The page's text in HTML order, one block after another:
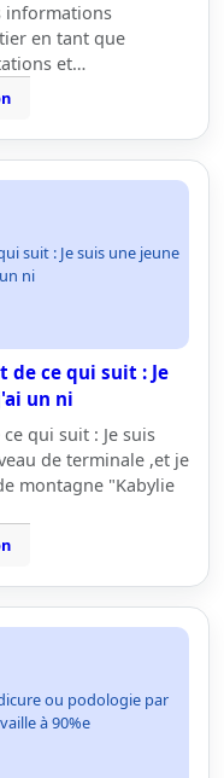
informations
en tant que
et…
suit : Je suis une jeune
ni
de ce qui suit : Je
un ni
qui suit : Je suis
de terminale ,et je
montagne "Kabylie
ou podologie par
à 90%e